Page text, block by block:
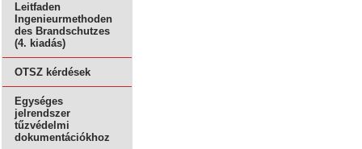
Leitfaden
Ingenieurmethoden
des Brandschutzes
(4. kiadás)
OTSZ kérdések
Egységes
jelrendszer
tűzvédelmi
dokumentációkhoz